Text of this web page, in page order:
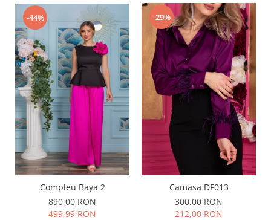
-44%
Compleu Baya 2
890,00 RON
499,99 RON
-29%
Camasa DF013
300,00 RON
212,00 RON